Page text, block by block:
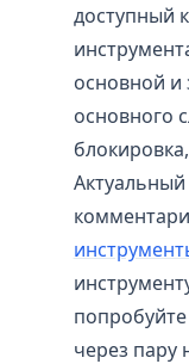
доступный
основной и
основного
через пару